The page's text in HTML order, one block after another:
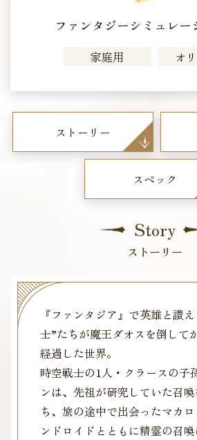
ファンタジーシミュレー
家庭用 オ
ストーリー
スペック
Story
ストーリー
『ファンタジア』で英雄と讃
士”たちが魔王ダオスを倒して
経過した世界。
時空戦士の1人・クラースの子
ンは、先祖が研究していた召
ち、旅の途中で出会ったマカ
ンドロイドとともに精霊の召